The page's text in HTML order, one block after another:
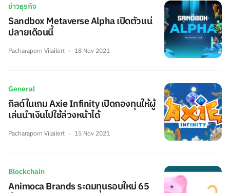
ข่าวธุรกิจ
Sandbox Metaverse Alpha เปิดตัวแน่
ปลายเดือนนี้
Pacharaporn Vilailert 18 Nov 2021
General
กิลด์ในเกม Axie Infinity เปิดกองทุนให้ผู้
เล่นนำเงินไปใช้ล่วงหน้าได้
Pacharaporn Vilailert 15 Nov 2021
Blockchain
Animoca Brands ระดมทุนรอบใหม่ 65